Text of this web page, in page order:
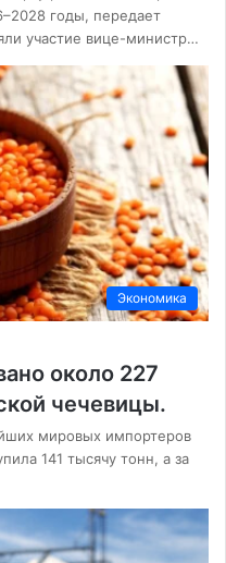
годы, передает
участие вице-министр…
Экономика
около 227
чечевицы.
мировых импортеров
141 тысячу тонн, а за